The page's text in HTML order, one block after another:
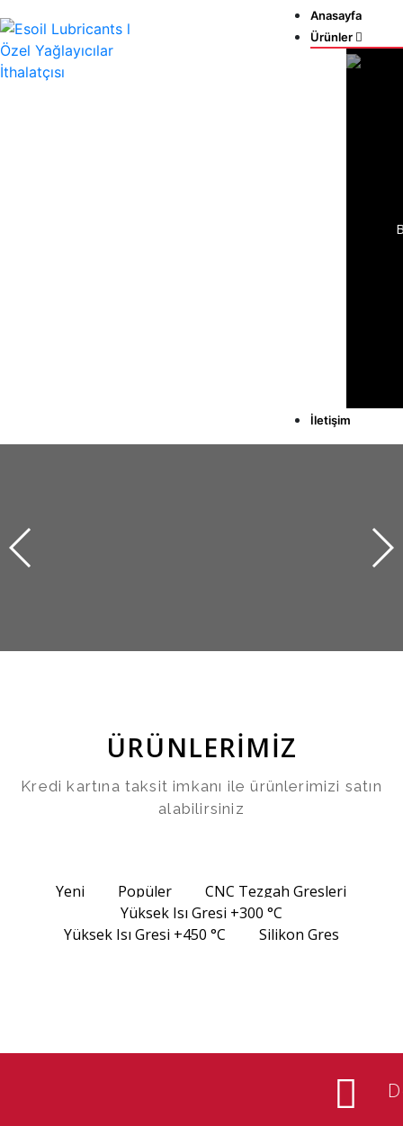
Anasayfa
Ürünler
İletişim
ÜRÜNLERİMİZ
Kredi kartına taksit imkanı ile ürünlerimizi satın
alabilirsiniz
Yeni Popüler
CNC Tezgah Gresleri
Yüksek Isı Gresi +300 °C
Yüksek Isı Gresi +450 °C
Silikon Gres